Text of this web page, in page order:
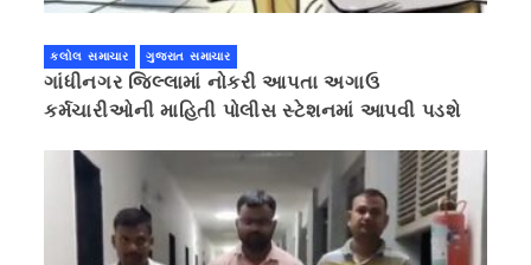
કલોલ સમાચાર ગુજરાત સમાચાર
ગાંધીનગર જિલ્લામાં નોકરી આપતા અગાઉ
કર્મચારીઓની માહિતી પોલીસ સ્ટેશનમાં આપવી પડશે